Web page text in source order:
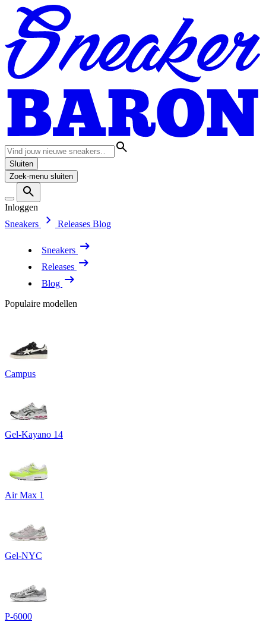
Sluiten
Zoek-menu sluiten
Inloggen
Sneakers
Releases Blog
Sneakers
Releases
Blog
Populaire modellen
Campus
Gel-Kayano 14
Air Max 1
Gel-NYC
P-6000